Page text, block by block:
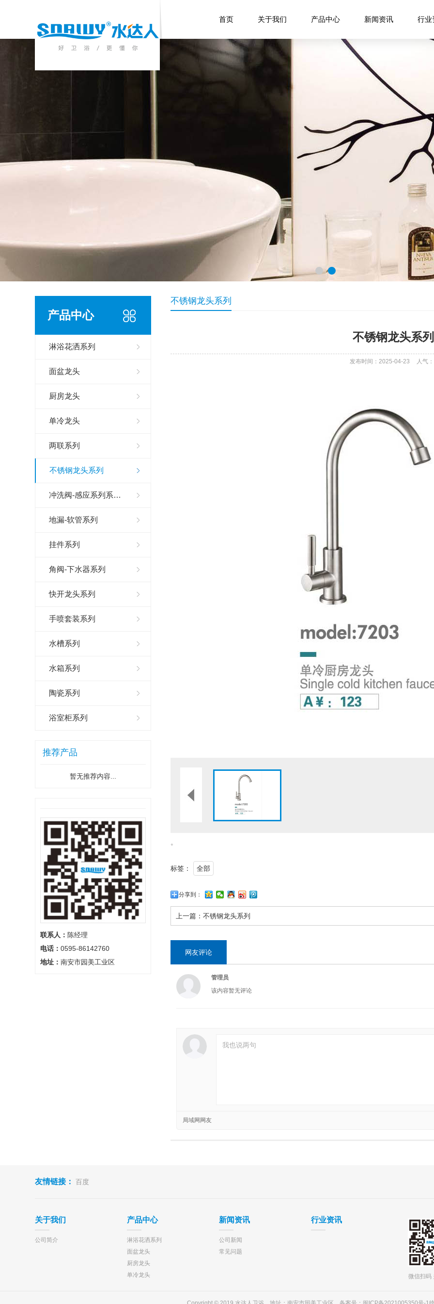
首页 关于我们 产品中心 新闻资讯 行业
产品中心
淋浴花洒系列
面盆龙头
厨房龙头
单冷龙头
两联系列
不锈钢龙头系列
冲洗阀-感应系列系…
地漏-软管系列
挂件系列
角阀-下水器系列
快开龙头系列
手喷套装系列
水槽系列
水箱系列
陶瓷系列
浴室柜系列
推荐产品
暂无推荐内容...
联系人： 陈经理
电话： 0595-86142760
地址： 南安市园美工业区
不锈钢龙头系列
不锈钢龙头系列
发布时间：2025-04-23 人气：
。
标签： 全部
分享到：
上一篇： 不锈钢龙头系列
网友评论
管理员
该内容暂无评论
局域网网友
友情链接： 百度
关于我们
公司简介
产品中心
淋浴花洒系列
面盆龙头
厨房龙头
单冷龙头
新闻资讯
公司新闻
常见问题
行业资讯
微信扫码